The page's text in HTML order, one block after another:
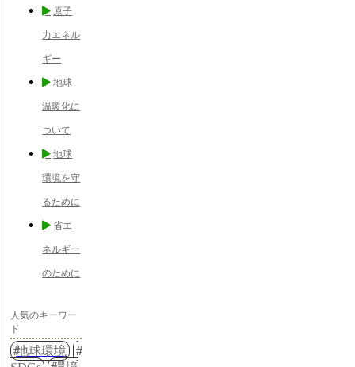
原子
力エネル
ギー
地球
温暖化に
ついて
地球
環境を守
るために
省エ
ネルギー
のために
人気のキーワー
ド
地球環境